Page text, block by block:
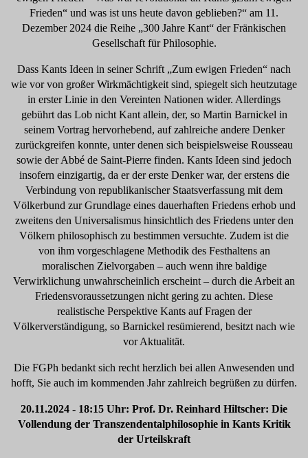
Frieden“ und was ist uns heute davon geblieben?“ am 11.
Dezember 2024 die Reihe „300 Jahre Kant“ der Fränkischen
Gesellschaft für Philosophie.
Dass Kants Ideen in seiner Schrift „Zum ewigen Frieden“ nach
wie vor von großer Wirkmächtigkeit sind, spiegelt sich heutzutage
in erster Linie in den Vereinten Nationen wider. Allerdings
gebührt das Lob nicht Kant allein, der, so Martin Barnickel in
seinem Vortrag hervorhebend, auf zahlreiche andere Denker
zurückgreifen konnte, unter denen sich beispielsweise Rousseau
sowie der Abbé de Saint-Pierre finden. Kants Ideen sind jedoch
insofern einzigartig, da er der erste Denker war, der erstens die
Verbindung von republikanischer Staatsverfassung mit dem
Völkerbund zur Grundlage eines dauerhaften Friedens erhob und
zweitens den Universalismus hinsichtlich des Friedens unter den
Völkern philosophisch zu bestimmen versuchte. Zudem ist die
von ihm vorgeschlagene Methodik des Festhaltens an
moralischen Zielvorgaben – auch wenn ihre baldige
Verwirklichung unwahrscheinlich erscheint – durch die Arbeit an
Friedensvoraussetzungen nicht gering zu achten. Diese
realistische Perspektive Kants auf Fragen der
Völkerverständigung, so Barnickel resümierend, besitzt nach wie
vor Aktualität.
Die FGPh bedankt sich recht herzlich bei allen Anwesenden und
hofft, Sie auch im kommenden Jahr zahlreich begrüßen zu dürfen.
20.11.2024 - 18:15 Uhr: Prof. Dr. Reinhard Hiltscher: Die
Vollendung der Transzendentalphilosophie in Kants Kritik
der Urteilskraft